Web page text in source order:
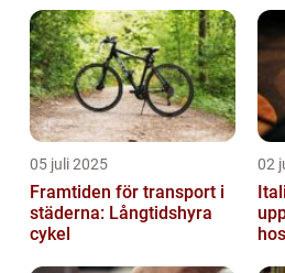
05 juli 2025
Framtiden för transport i
städerna: Långtidshyra
cykel
02